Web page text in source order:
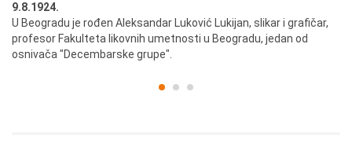
9.8.1924.
U Beogradu je rođen Aleksandar Luković Lukijan, slikar i grafičar,
profesor Fakulteta likovnih umetnosti u Beogradu, jedan od
osnivača "Decembarske grupe".